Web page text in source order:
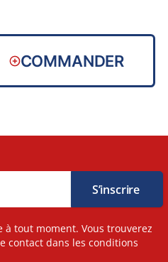
COMMANDER
à tout moment. Vous trouverez
contact dans les conditions